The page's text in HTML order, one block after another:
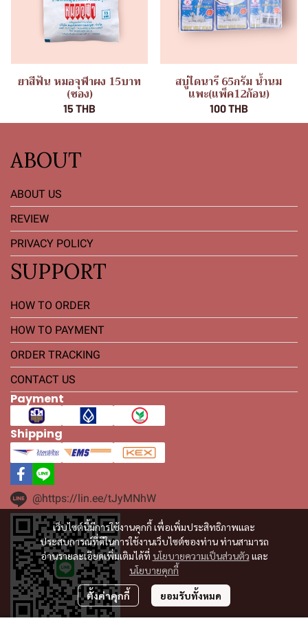
ยาสีฟัน หมอจุฬาผง 15บาท
(ซอง)
15 THB
สบู่ไดนารี 65กรัม น้ำนม
แพะ(แพ็ค12ก้อน)
100 THB
เว็บไซต์นี้มีการใช้งานคุกกี้ เพื่อเพิ่มประสิทธิภาพและ
ประสบการณ์ที่ดีในการใช้งานเว็บไซต์ของท่าน ท่านสามารถ
อ่านรายละเอียดเพิ่มเติมได้ที่ นโยบายความเป็นส่วนตัว และ
นโยบายคุกกี้
ตั้งค่าคุกกี้ ยอมรับทั้งหมด
ABOUT
ABOUT US
REVIEW
PRIVACY POLICY
SUPPORT
HOW TO ORDER
HOW TO PAYMENT
ORDER TRACKING
CONTACT US
Payment
Shipping
@https://lin.ee/tJyMNhW